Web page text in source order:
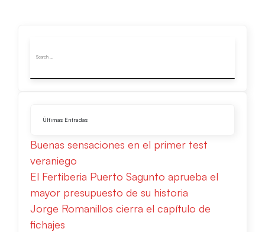
Últimas Entradas
Buenas sensaciones en el primer test
veraniego
El Fertiberia Puerto Sagunto aprueba el
mayor presupuesto de su historia
Jorge Romanillos cierra el capítulo de
fichajes